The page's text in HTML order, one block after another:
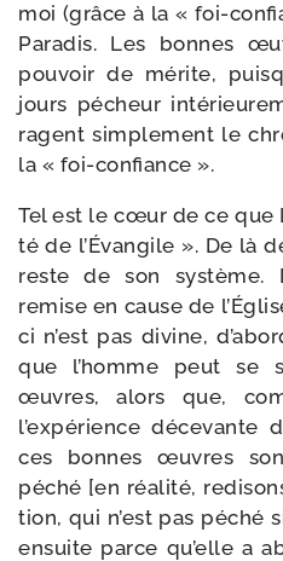
moi (grâce à la « foi-​
Paradis. Les bonnes
pou­voir de mérite,
jours pécheur
ragent sim­ple­ment le
la « foi-confiance ».
Tel est le cœur de ce
té de l’Évangile ». De là
reste de son
remise en cause de
ci n’est pas divine,
que l’homme peut se
œuvres, alors que,
l’expérience déce­vante
ces bonnes œuvres
péché [en réa­li­té,
tion, qui n’est pas péché
ensuite parce qu’elle a